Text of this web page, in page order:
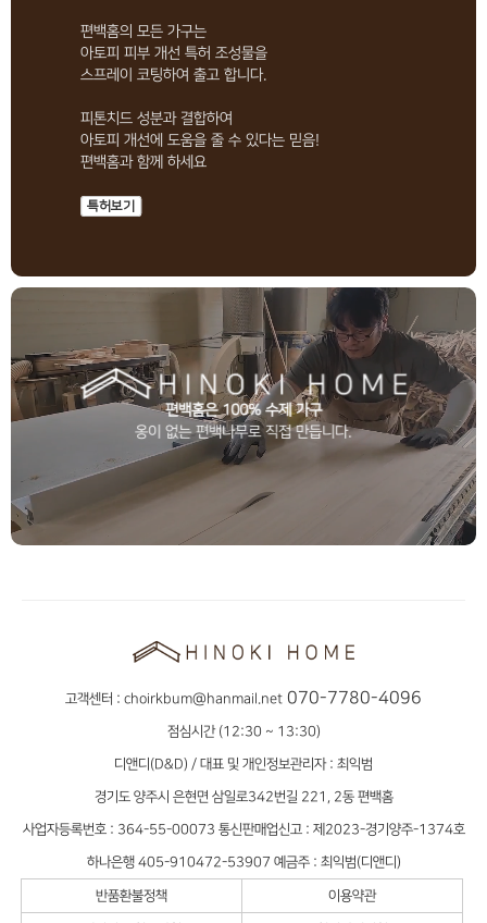
편백홈의 모든 가구는
아토피 피부 개선 특허 조성물을
스프레이 코팅하여 출고 합니다.
피톤치드 성분과 결합하여
아토피 개선에 도움을 줄 수 있다는 믿음!
편백홈과 함께 하세요
특허보기
편백홈은 100% 수제 가구
옹이 없는 편백나무로 직접 만듭니다.
고객센터 : choirkbum@hanmail.net 070-7780-4096
점심시간 (12:30 ~ 13:30)
디앤디(D&D) / 대표 및 개인정보관리자 : 최익범
경기도 양주시 은현면 삼일로342번길 221, 2동 편백홈
사업자등록번호 : 364-55-00073 통신판매업신고 : 제2023-경기양주-1374호
하나은행 405-910472-53907 예금주 : 최익범(디앤디)
반품환불정책 이용약관